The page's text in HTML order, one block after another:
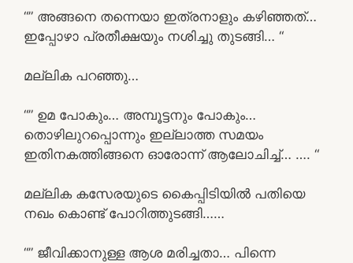
“” അങ്ങനെ തന്നെയാ ഇത്രനാളും കഴിഞ്ഞത്…
ഇപ്പോഴാ പ്രതീക്ഷയും നശിച്ചു തുടങ്ങി… “
മല്ലിക പറഞ്ഞു…
“” ഉമ പോകും… അമ്പൂട്ടനും പോകും…
തൊഴിലുറപ്പൊന്നും ഇല്ലാത്ത സമയം
ഇതിനകത്തിങ്ങനെ ഓരോന്ന് ആലോചിച്ച്… …. “
മല്ലിക കസേരയുടെ കൈപ്പിടിയിൽ പതിയെ
നഖം കൊണ്ട് പോറിത്തുടങ്ങി……
“” ജീവിക്കാനുള്ള ആശ മരിച്ചതാ… പിന്നെ